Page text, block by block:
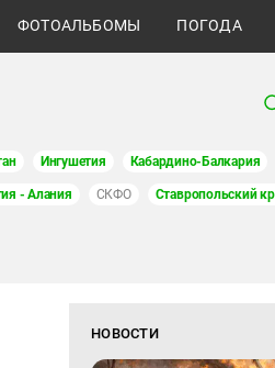
ФОТОАЛЬБОМЫ ПОГОДА
Ингушетия Кабардино-Балкария
- Алания СКФО Ставропольский
НОВОСТИ